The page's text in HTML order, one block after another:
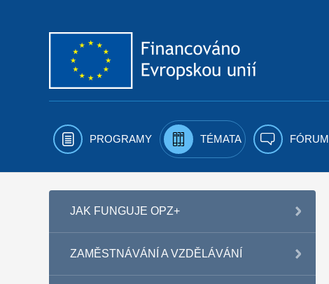
PROGRAMY TÉMATA FÓRUM
JAK FUNGUJE OPZ+
ZAMĚSTNÁVÁNÍ A VZDĚLÁVÁNÍ